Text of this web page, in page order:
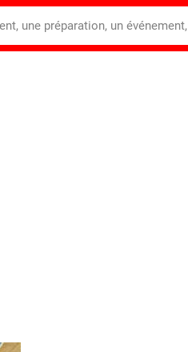
une préparation, un événement,